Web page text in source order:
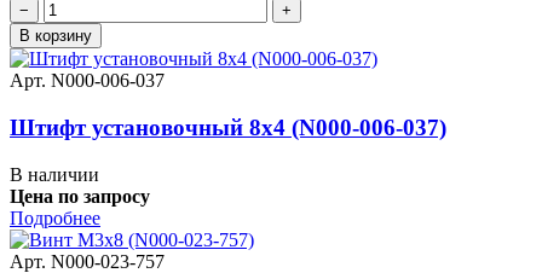
−
+
В корзину
Арт. N000-006-037
Штифт установочный 8x4 (N000-006-037)
В наличии
Цена по запросу
Подробнее
Арт. N000-023-757